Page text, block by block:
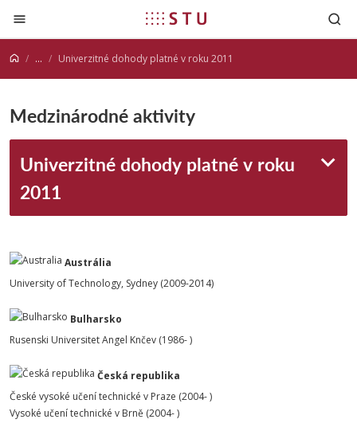
Prejsť na obsah
... Univerzitné dohody platné v roku 2011
Medzinárodné aktivity
Univerzitné dohody platné v roku
2011
Austrália
University of Technology, Sydney (2009-2014)
Bulharsko
Rusenski Universitet Angel Knčev (1986- )
Česká republika
České vysoké učení technické v Praze (2004- )
Vysoké učení technické v Brně (2004- )